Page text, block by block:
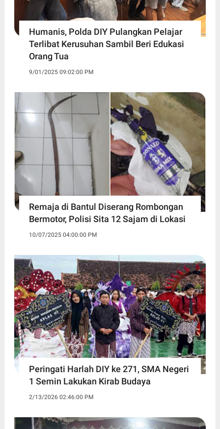
Humanis, Polda DIY Pulangkan Pelajar
Terlibat Kerusuhan Sambil Beri Edukasi
Orang Tua
9/01/2025 09:02:00 PM
Remaja di Bantul Diserang Rombongan
Bermotor, Polisi Sita 12 Sajam di Lokasi
10/07/2025 04:00:00 PM
Peringati Harlah DIY ke 271, SMA Negeri
1 Semin Lakukan Kirab Budaya ‎
2/13/2026 02:46:00 PM